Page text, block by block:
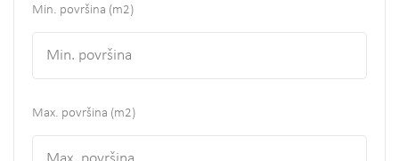
Min. površina (m2)
Max. površina (m2)